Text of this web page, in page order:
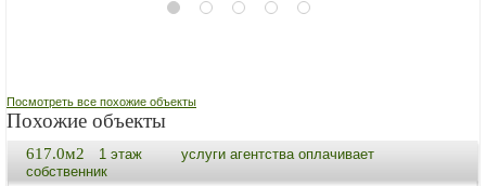
Посмотреть все похожие объекты
Похожие объекты
617.0м2 1 этаж
услуги агентства оплачивает
собственник